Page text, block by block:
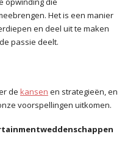
Het is een manier
en deel uit te maken
passie deelt.
de kansen en strategieën, en
voorspellingen uitkomen.